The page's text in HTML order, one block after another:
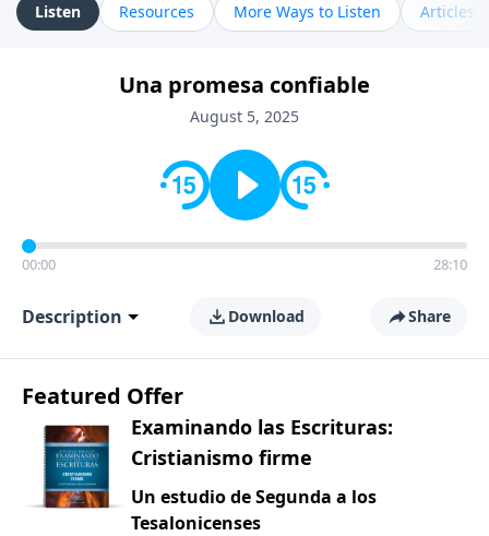
Listen Resources More Ways to Listen Articles
Una promesa confiable
August 5, 2025
00:00 28:10
Description Download Share
Featured Offer
Examinando las Escrituras:
Cristianismo firme
Un estudio de Segunda a los
Tesalonicenses